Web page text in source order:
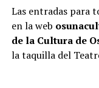
Las entradas para
en la web
de la Cultura de
la taquilla del